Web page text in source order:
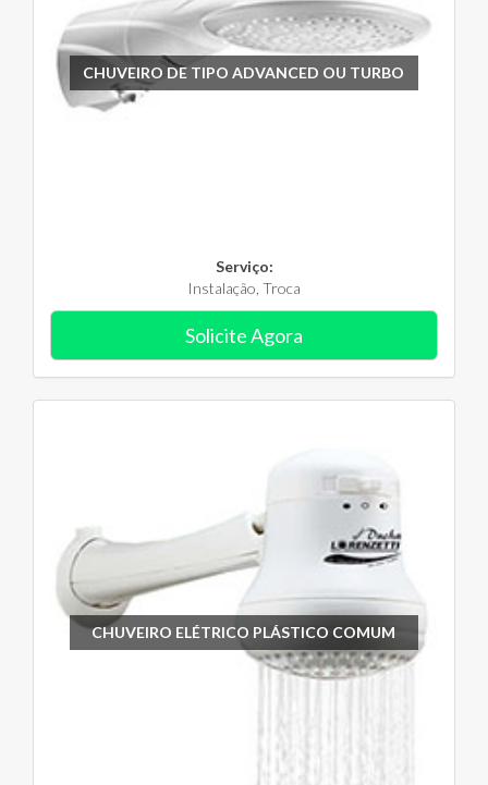
CHUVEIRO DE TIPO ADVANCED OU TURBO
Serviço:
Instalação, Troca
Solicite Agora
CHUVEIRO ELÉTRICO PLÁSTICO COMUM